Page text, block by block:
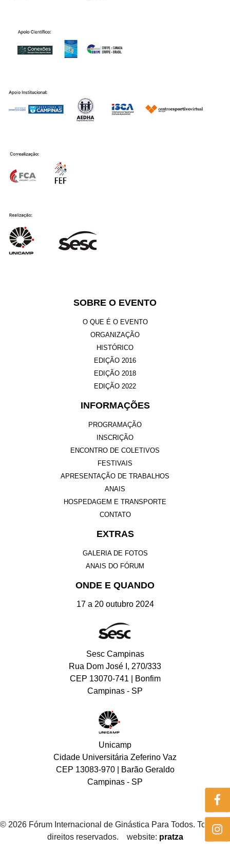
SOBRE O EVENTO
O QUE É O EVENTO
ORGANIZAÇÃO
HISTÓRICO
EDIÇÃO 2016
EDIÇÃO 2018
EDIÇÃO 2022
INFORMAÇÕES
PROGRAMAÇÃO
INSCRIÇÃO
ENCONTRO DE COLETIVOS
FESTIVAIS
APRESENTAÇÃO DE TRABALHOS
ANAIS
HOSPEDAGEM E TRANSPORTE
CONTATO
EXTRAS
GALERIA DE FOTOS
ANAIS DO FÓRUM
ONDE E QUANDO
17 a 20 outubro 2024
Sesc Campinas
Rua Dom José I, 270/333
CEP 13070-741 | Bonfim
Campinas - SP
Unicamp
Cidade Universitária Zeferino Vaz
CEP 13083-970 | Barão Geraldo
Campinas - SP
© 2026 Fórum Internacional de Ginástica Para Todos. Todos os
direitos reservados. website: pratza